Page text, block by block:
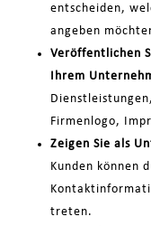
entscheiden,
angeben
Veröffentlichen
Ihrem
Firmenlogo,
Zeigen Sie als
Kunden können
treten.